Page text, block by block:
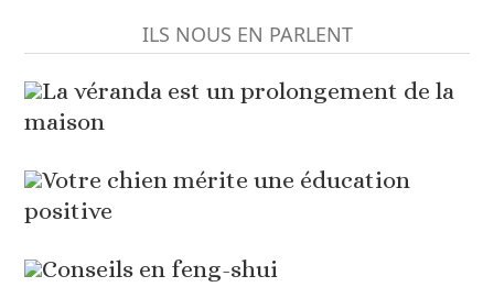
ILS NOUS EN PARLENT
La véranda est un prolongement de la
maison
Votre chien mérite une éducation
positive
Conseils en feng-shui